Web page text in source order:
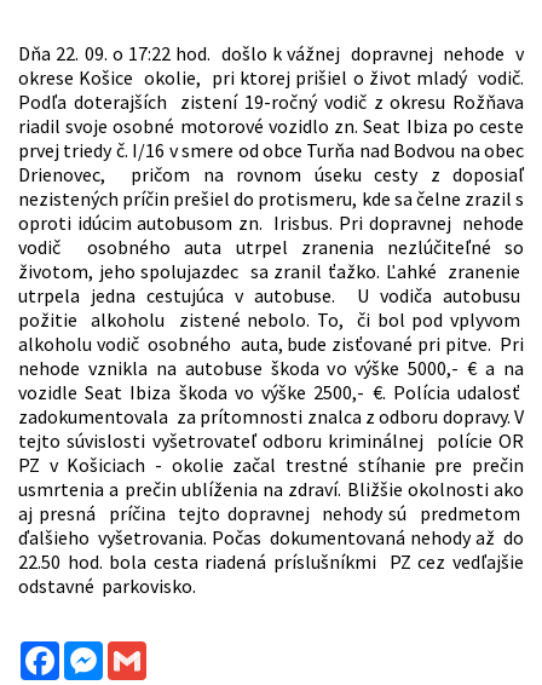
Dňa 22. 09. o 17:22 hod. došlo k vážnej dopravnej nehode v
okrese Košice okolie, pri ktorej prišiel o život mladý vodič.
Podľa doterajších zistení 19-ročný vodič z okresu Rožňava
riadil svoje osobné motorové vozidlo zn. Seat Ibiza po ceste
prvej triedy č. I/16 v smere od obce Turňa nad Bodvou na obec
Drienovec, pričom na rovnom úseku cesty z doposiaľ
nezistených príčin prešiel do protismeru, kde sa čelne zrazil s
oproti idúcim autobusom zn. Irisbus. Pri dopravnej nehode
vodič osobného auta utrpel zranenia nezlúčiteľné so
životom, jeho spolujazdec sa zranil ťažko. Ľahké zranenie
utrpela jedna cestujúca v autobuse. U vodiča autobusu
požitie alkoholu zistené nebolo. To, či bol pod vplyvom
alkoholu vodič osobného auta, bude zisťované pri pitve. Pri
nehode vznikla na autobuse škoda vo výške 5000,- € a na
vozidle Seat Ibiza škoda vo výške 2500,- €. Polícia udalosť
zadokumentovala za prítomnosti znalca z odboru dopravy. V
tejto súvislosti vyšetrovateľ odboru kriminálnej polície OR
PZ v Košiciach - okolie začal trestné stíhanie pre prečin
usmrtenia a prečin ublíženia na zdraví. Bližšie okolnosti ako
aj presná príčina tejto dopravnej nehody sú predmetom
ďalšieho vyšetrovania. Počas dokumentovaná nehody až do
22.50 hod. bola cesta riadená príslušníkmi PZ cez vedľajšie
odstavné parkovisko.
FacebookMessenger